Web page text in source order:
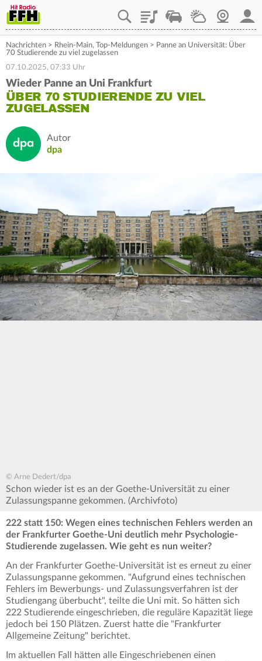
PlaylistStaupilotWetterWebcam
Nachrichten > Rhein-Main, Top-Meldungen > Panne an Universität: Über
70 Studierende zu viel zugelassen
07.10.2025, 07:33 Uhr
Wieder Panne an Uni Frankfurt
ÜBER 70 STUDIERENDE ZU VIEL
ZUGELASSEN
Autor
dpa
© Arne Dedert/dpa
Schon wieder ist es an der Goethe-Universität zu einer
Zulassungspanne gekommen. (Archivfoto)
222 statt 150: Wegen eines technischen Fehlers werden an
der Frankfurter Goethe-Uni deutlich mehr Psychologie-
Studierende zugelassen. Wie geht es nun weiter?
An der Frankfurter Goethe-Universität ist es erneut zu einer
Zulassungspanne gekommen. "Aufgrund eines technischen
Fehlers im Bewerbungs- und Zulassungsverfahren ist der
Studiengang überbucht", teilte die Uni mit. So hätten sich
222 Studierende eingeschrieben, die reguläre Kapazität liege
jedoch bei 150 Plätzen. Zuerst hatte die "Frankfurter
Allgemeine Zeitung" berichtet.
Im aktuellen Fall hätten alle Eingeschriebenen einen